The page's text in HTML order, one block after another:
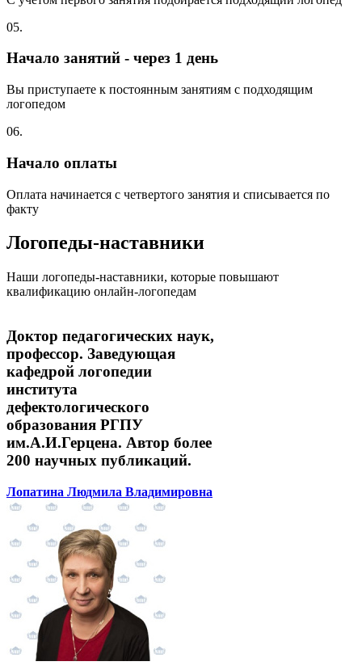
05.
Начало занятий - через 1 день
Вы приступаете к постоянным занятиям с подходящим
логопедом
06.
Начало оплаты
Оплата начинается с четвертого занятия и списывается по
факту
Логопеды-наставники
Наши логопеды-наставники, которые повышают
квалификацию онлайн-логопедам
Доктор педагогических наук,
профессор. Заведующая
кафедрой логопедии
института
дефектологического
образования РГПУ
им.А.И.Герцена. Автор более
200 научных публикаций.
Лопатина Людмила Владимировна